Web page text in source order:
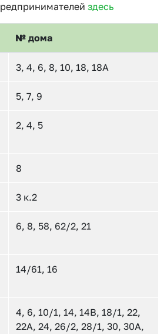
здесь
№ дома
3, 4, 6, 8, 10, 18, 18А
5, 7, 9
2, 4, 5
8
3 к.2
6, 8, 58, 62/2, 21
14/61, 16
4, 6, 10/1, 14, 14В, 18/1, 22,
22А, 24, 26/2, 28/1, 30, 30А,